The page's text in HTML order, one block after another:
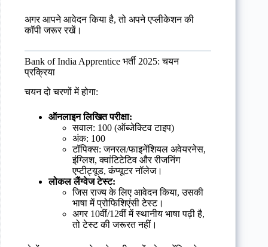
अगर आपने आवेदन किया है, तो अपने एप्लीकेशन की
कॉपी जरूर रखें।
Bank of India Apprentice भर्ती 2025: चयन
प्रक्रिया
चयन दो चरणों में होगा:
ऑनलाइन लिखित परीक्षा:
सवाल: 100 (ऑब्जेक्टिव टाइप)
अंक: 100
टॉपिक्स: जनरल/फाइनेंशियल अवेयरनेस,
इंग्लिश, क्वांटिटेटिव और रीजनिंग
एप्टीट्यूड, कंप्यूटर नॉलेज।
लोकल लैंग्वेज टेस्ट:
जिस राज्य के लिए आवेदन किया, उसकी
भाषा में प्रोफिशिएंसी टेस्ट।
अगर 10वीं/12वीं में स्थानीय भाषा पढ़ी है,
तो टेस्ट की जरूरत नहीं।